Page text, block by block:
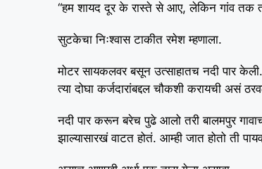
“हम शायद दूर के रास्ते से आए, लेकिन गांव तक
सुटकेचा निःश्वास टाकीत रमेश म्हणाला.
मोटर सायकलवर बसून उत्साहातच नदी पार
त्या दोघा कर्जदारांबद्दल चौकशी करायची असं
नदी पार करून बरेच पुढे आलो तरी बालमपुर
झाल्यासारखं वाटत होतं. आम्ही जात होतो ती